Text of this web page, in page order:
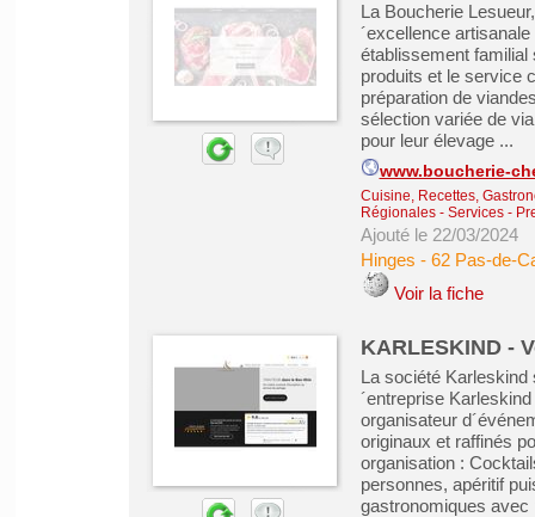
La Boucherie
´excellence
établissement familial
produits et le service
préparation de
sélection variée de
pour leur élevage ...
www.boucherie-
Cuisine, Recettes,
Régionales- Services -
Ajouté le 22/03/2024
Hinges - 62 Pas-de-
Voir la fiche
KARLESKIND -
La société
´entreprise
organisateur
originaux et raffinés
organisation :
personnes, apéritif
gastronomiques avec